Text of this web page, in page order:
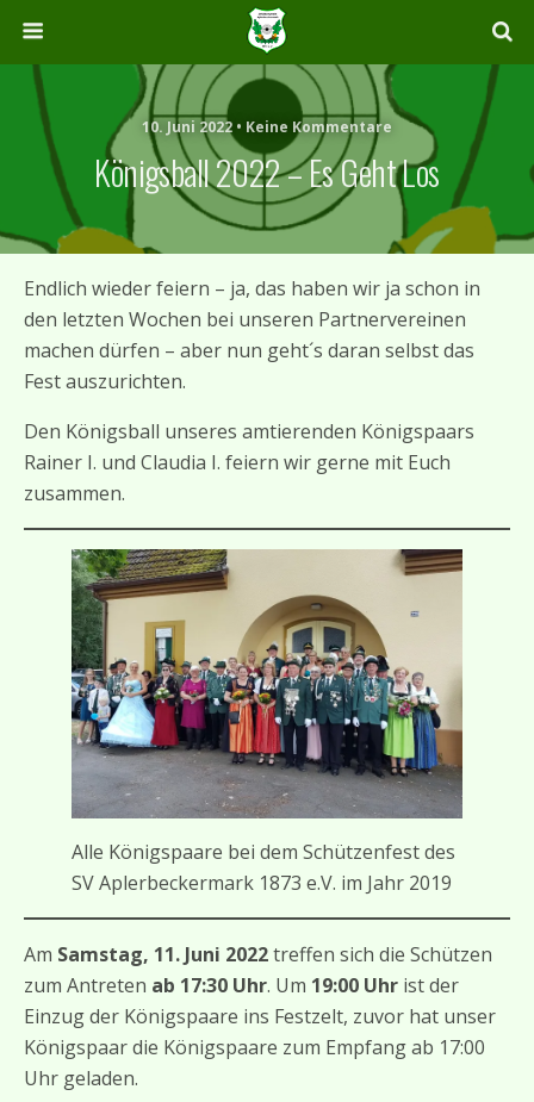
10. Juni 2022 • Keine Kommentare
Königsball 2022 – Es Geht Los
Endlich wieder feiern – ja, das haben wir ja schon in
den letzten Wochen bei unseren Partnervereinen
machen dürfen – aber nun geht´s daran selbst das
Fest auszurichten.
Den Königsball unseres amtierenden Königspaars
Rainer I. und Claudia I. feiern wir gerne mit Euch
zusammen.
Alle Königspaare bei dem Schützenfest des
SV Aplerbeckermark 1873 e.V. im Jahr 2019
Am Samstag, 11. Juni 2022treffen sich die Schützen
zum Antreten ab 17:30 Uhr. Um 19:00 Uhr ist der
Einzug der Königspaare ins Festzelt, zuvor hat unser
Königspaar die Königspaare zum Empfang ab 17:00
Uhr geladen.